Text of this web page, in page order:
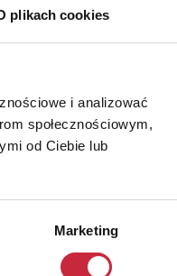
plikach cookies
i analizować
społecznościowym,
od Ciebie lub
Marketing